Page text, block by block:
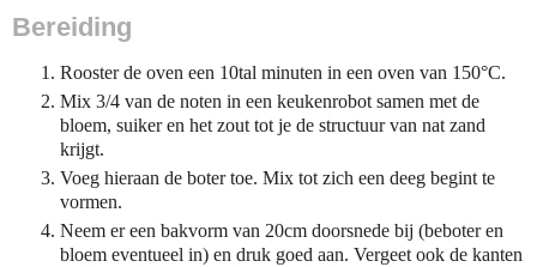
Bereiding
Rooster de oven een 10tal minuten in een oven van 150°C.
Mix 3/4 van de noten in een keukenrobot samen met de
bloem, suiker en het zout tot je de structuur van nat zand
krijgt.
Voeg hieraan de boter toe. Mix tot zich een deeg begint te
vormen.
Neem er een bakvorm van 20cm doorsnede bij (beboter en
bloem eventueel in) en druk goed aan. Vergeet ook de kanten